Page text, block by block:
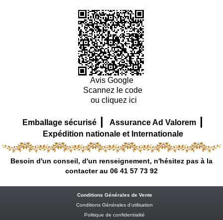
Avis Google
Scannez le code
ou cliquez ici
Emballage sécurisé | Assurance Ad Valorem |
Expédition nationale et Internationale
Besoin d'un conseil, d'un renseignement, n'hésitez pas à la
contacter au 06 41 57 73 92
Conditions Générales de Vente
Conditions Générales d’utilisation
Politique de confidentialité